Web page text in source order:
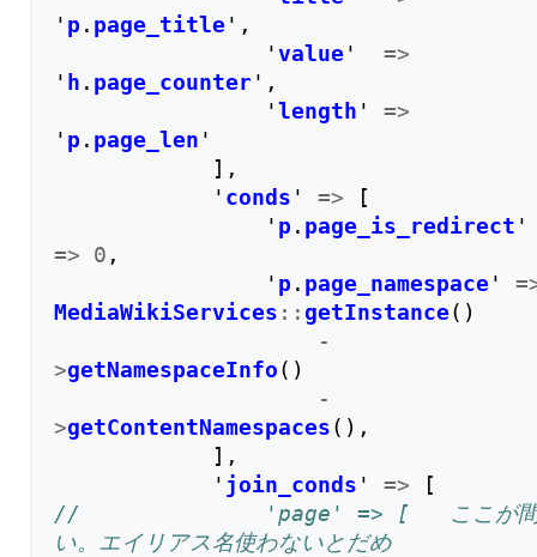
' p . page_title' ,
'value'
=>
' h . page_counter' ,
'length '
=>
' p . page_len '
],
' conds ' =>
[
' p . page_is_redirect '
=>
0 ,
' p . page_namespace'
MediaWikiServices :: getInstance()
-
>getNamespaceInfo()
-
>getContentNamespaces(),
],
' join_conds ' =>
[
//				'page' => [   ここが間違
い。エイリアス名使わないとだめ